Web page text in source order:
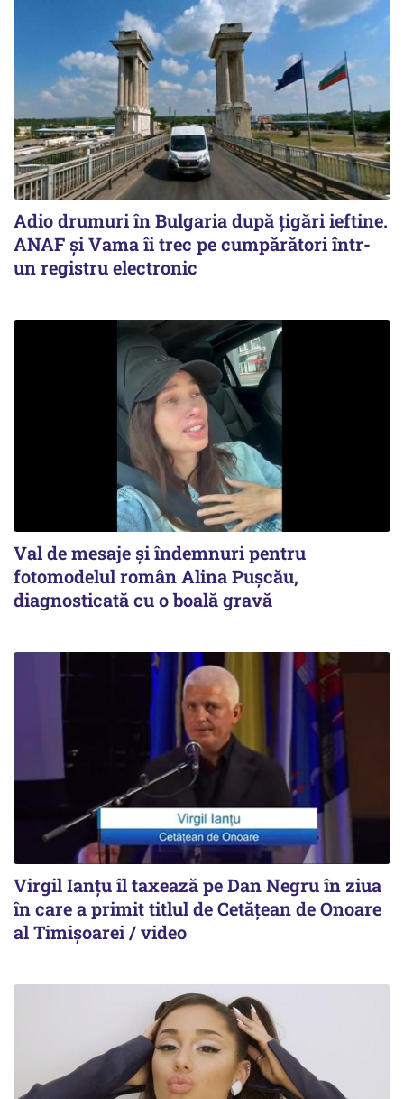
Adio drumuri în Bulgaria după țigări ieftine.
ANAF și Vama îi trec pe cumpărători într-
un registru electronic
Val de mesaje și îndemnuri pentru
fotomodelul român Alina Pușcău,
diagnosticată cu o boală gravă
Virgil Ianțu îl taxează pe Dan Negru în ziua
în care a primit titlul de Cetățean de Onoare
al Timișoarei / video